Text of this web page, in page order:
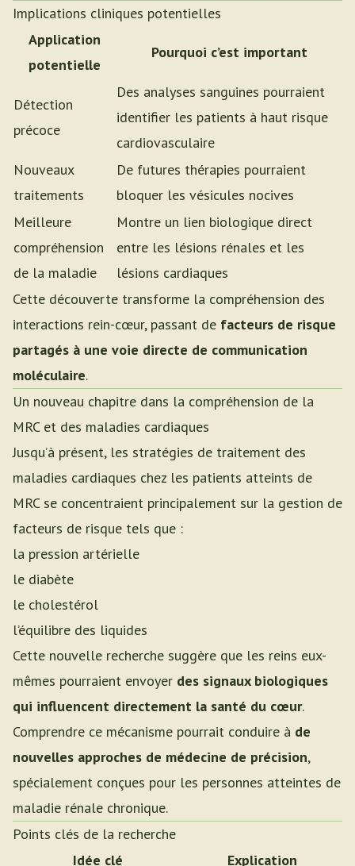
Implications cliniques potentielles
Application
potentielle
Pourquoi c’est important
Détection
précoce
Des analyses sanguines pourraient
identifier les patients à haut risque
cardiovasculaire
Nouveaux
traitements
De futures thérapies pourraient
bloquer les vésicules nocives
Meilleure
compréhension
de la maladie
Montre un lien biologique direct
entre les lésions rénales et les
lésions cardiaques
Cette découverte transforme la compréhension des
interactions rein-cœur, passant de facteurs de risque
partagés à une voie directe de communication
moléculaire.
Un nouveau chapitre dans la compréhension de la
MRC et des maladies cardiaques
Jusqu’à présent, les stratégies de traitement des
maladies cardiaques chez les patients atteints de
MRC se concentraient principalement sur la gestion de
facteurs de risque tels que :
la pression artérielle
le diabète
le cholestérol
l’équilibre des liquides
Cette nouvelle recherche suggère que les reins eux-
mêmes pourraient envoyer des signaux biologiques
qui influencent directement la santé du cœur.
Comprendre ce mécanisme pourrait conduire à de
nouvelles approches de médecine de précision,
spécialement conçues pour les personnes atteintes de
maladie rénale chronique.
Points clés de la recherche
Idée clé
Explication